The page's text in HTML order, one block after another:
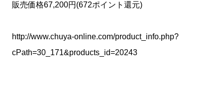
販売価格67,200円(672ポイント還元)
http://www.chuya-online.com/product_info.php?
cPath=30_171&products_id=20243